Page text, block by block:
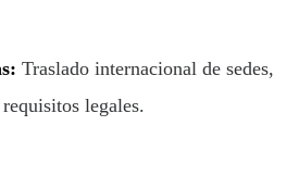
Traslado internacional de sedes,
legales.